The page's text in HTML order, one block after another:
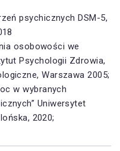
psychicznych DSM-5,
osobowości we
Psychologii Zdrowia,
Warszawa 2005;
w wybranych
Uniwersytet
2020;